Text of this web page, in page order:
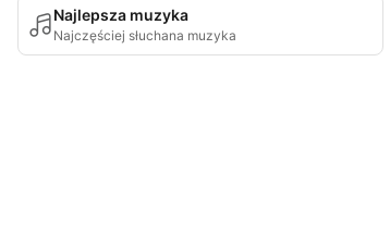
Najlepsza muzyka
Najczęściej słuchana muzyka